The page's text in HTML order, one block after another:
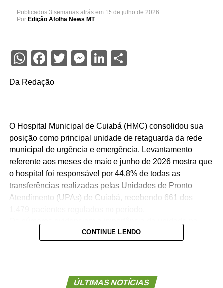
Publicados 3 semanas atrás em 15 de julho de 2026
Por Edição Afolha News MT
WhatsApp
Facebook
Twitter
Messenger
LinkedIn
Share
Da Redação
O Hospital Municipal de Cuiabá (HMC) consolidou sua
posição como principal unidade de retaguarda da rede
municipal de urgência e emergência. Levantamento
referente aos meses de maio e junho de 2026 mostra que
o hospital foi responsável por 44,8% de todas as
transferências realizadas pelas Unidades de Pronto
Atendimento (UPAs) de Cuiabá, recebendo 661 dos
organização da assistência hospitalar. Sozinho, o HMC
de pacientes e desafogar as UPAs.
CONTINUE LENDO
ÚLTIMAS NOTÍCIAS